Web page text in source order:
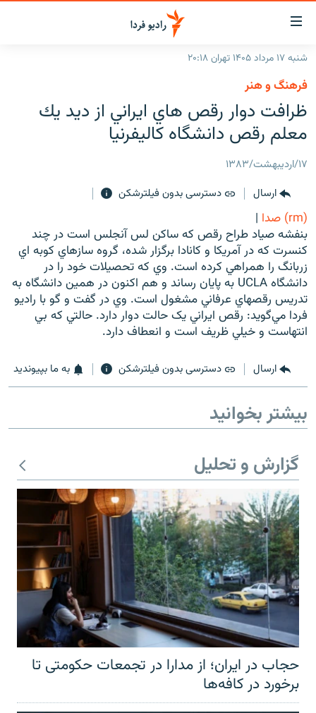
لینک‌های
قابلیت
دسترسی
بازگشت
بازگشت
منوی
اصلی
رفتن
صفحه
جستجو
صفحه اصلی
ایران
جهان
برنامه‌های رادیویی
فرکانس‌ها
پادکست
چندرسانه‌ای
گزارش‌های تصویری
گزارش‌های ویدئویی
زنان فردا
English
به ما بپیوندید
شنبه ۱۷ مرداد ۱۴۰۵ تهران ۲۰:۱۸
فرهنگ و هنر
ظرافت دوار رقص هاي ايراني از ديد يك
معلم رقص دانشگاه كاليفرنيا
۱۷/اردیبهشت/۱۳۸۳
ارسال
دسترسی بدون فیلترشکن
(rm) صدا
|
بنفشه صياد طراح رقص که ساکن لس آنجلس است در چند
کنسرت که در آمريکا و کانادا برگزار شده، گروه سازهاي کوبه اي
زربانگ را همراهي کرده است. وي که تحصيلات خود را در
دانشگاه UCLA به پايان رساند و هم اکنون در همين دانشگاه به
تدريس رقصهاي عرفاني مشغول است. وي در گفت و گو با راديو
فردا مي‌گويد: رقص ايراني يک حالت دوار دارد. حالتي که بي
انتهاست و خيلي ظريف است و انعطاف دارد.
ارسال دسترسی بدون فیلترشکن به ما بپیوندید
بیشتر بخوانید
گزارش و تحلیل
حجاب در ایران؛ از مدارا در تجمعات حکومتی تا
برخورد در کافه‌ها